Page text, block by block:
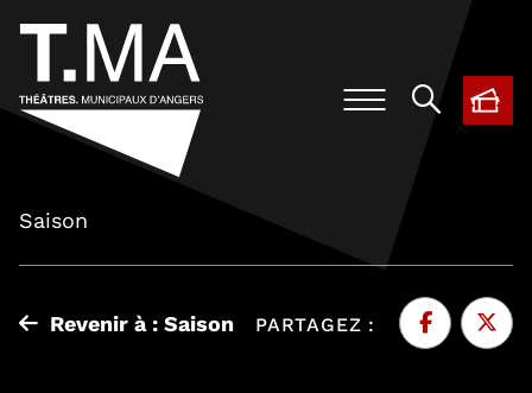
,
Saison
Revenir à : Saison PARTAGEZ :